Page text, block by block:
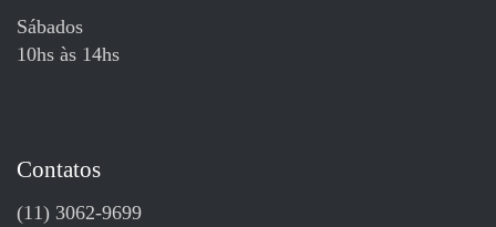
Sábados
10hs às 14hs
Contatos
(11) 3062-9699